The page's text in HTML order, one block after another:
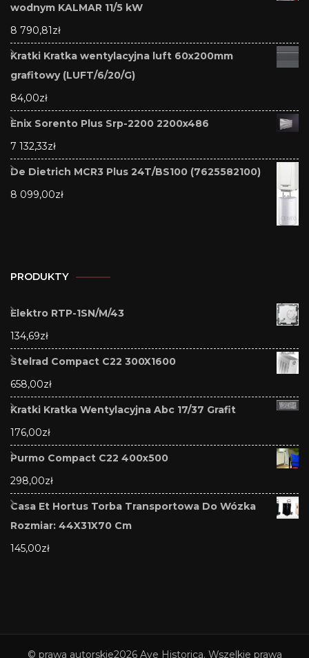
wodnym KALMAR 11/5 kW
8 790,81zł
Kratki Kratka wentylacyjna luft 60x200mm
grafitowy (LUFT/6/20/G)
84,00zł
Enix Sorento Plus Srp-2200 2200x486
7 132,33zł
De Dietrich MCR3 Plus 24T/BS100 (7625582100)
8 099,00zł
PRODUKTY
Elektro RTP-1SN/M/43
134,69zł
Stelrad Compact C22 300X1600
658,00zł
Kratki Kratka Wentylacyjna Abc 17/37 Grafit
176,00zł
Purmo Compact C22 400x500
298,00zł
Casa Et Hortus Torba Transportowa Do Wózka
Rozmiar: 44X31X70 Cm
145,00zł
© prawa autorskie2026 Ave Historica. Wszelkie prawa